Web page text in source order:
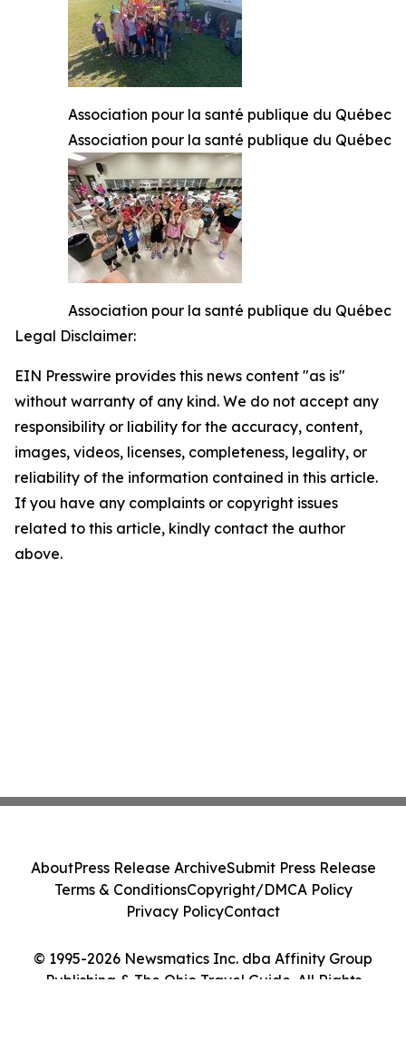
Association pour la santé publique du Québec
Association pour la santé publique du Québec
Association pour la santé publique du Québec
Legal Disclaimer:
EIN Presswire provides this news content "as is"
without warranty of any kind. We do not accept any
responsibility or liability for the accuracy, content,
images, videos, licenses, completeness, legality, or
reliability of the information contained in this article.
If you have any complaints or copyright issues
related to this article, kindly contact the author
above.
© 1995-2026 Newsmatics Inc. dba Affinity Group
Publishing & The Ohio Travel Guide. All Rights
AboutPress Release ArchiveSubmit Press Release
Terms & ConditionsCopyright/DMCA Policy
Privacy PolicyContact